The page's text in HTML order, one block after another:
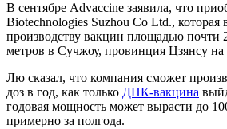
В сентябре Advaccine заявила, что
Biotechnologies Suzhou Co Ltd., которая
производству вакцин площадью почти
метров в Сучжоу, провинция Цзянсу на
Лю сказал, что компания сможет
доз в год, как только ДНК-вакцина
годовая мощность может вырасти до
примерно за полгода.